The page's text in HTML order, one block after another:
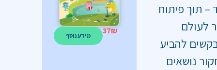
– תוך פיתוח
לעולם
להביע
נושאים
מידע נוסף 37₪